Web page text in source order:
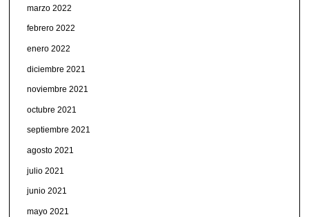
marzo 2022
febrero 2022
enero 2022
diciembre 2021
noviembre 2021
octubre 2021
septiembre 2021
agosto 2021
julio 2021
junio 2021
mayo 2021